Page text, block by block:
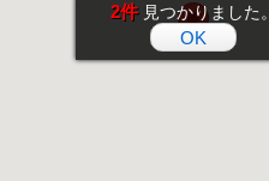
2件見つかりました。
OK